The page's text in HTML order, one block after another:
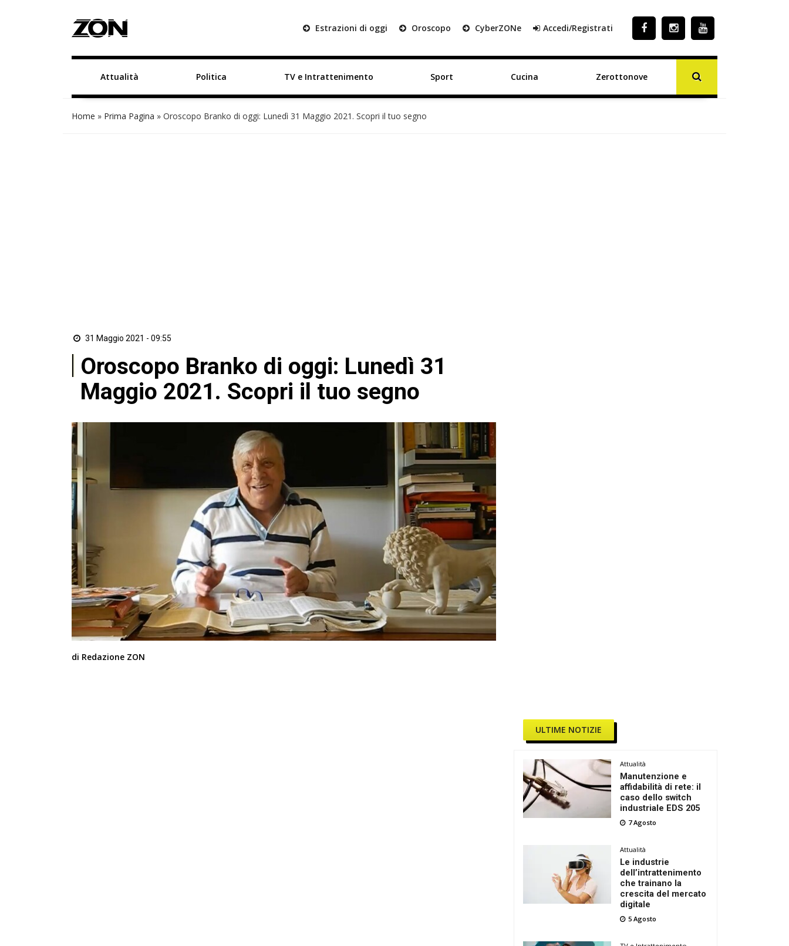
Estrazioni di oggi Oroscopo CyberZONe Accedi/Registrati
Attualità Politica TV e Intrattenimento Sport Cucina Zerottonove
Home » Prima Pagina » Oroscopo Branko di oggi: Lunedì 31 Maggio 2021. Scopri il tuo segno
31 Maggio 2021 - 09:55
Oroscopo Branko di oggi: Lunedì 31
Maggio 2021. Scopri il tuo segno
di Redazione ZON
ULTIME NOTIZIE
Attualità
Manutenzione e
affidabilità di rete: il
caso dello switch
industriale EDS 205
7 Agosto
Attualità
Le industrie
dell’intrattenimento
che trainano la
crescita del mercato
digitale
5 Agosto